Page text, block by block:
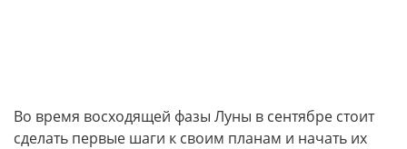
Во время восходящей фазы Луны в сентябре стоит
сделать первые шаги к своим планам и начать их